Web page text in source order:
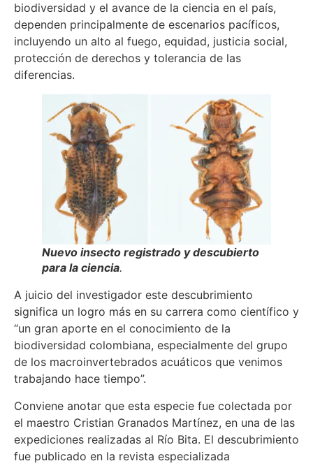
biodiversidad y el avance de la ciencia en el país,
dependen principalmente de escenarios pacíficos,
incluyendo un alto al fuego, equidad, justicia social,
protección de derechos y tolerancia de las
diferencias.
Nuevo insecto registrado y descubierto
para la ciencia.
A juicio del investigador este descubrimiento
significa un logro más en su carrera como científico y
“un gran aporte en el conocimiento de la
biodiversidad colombiana, especialmente del grupo
de los macroinvertebrados acuáticos que venimos
trabajando hace tiempo”.
Conviene anotar que esta especie fue colectada por
el maestro Cristian Granados Martínez, en una de las
expediciones realizadas al Río Bita. El descubrimiento
fue publicado en la revista especializada